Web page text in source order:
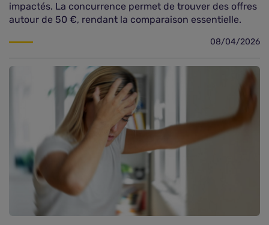
impactés. La concurrence permet de trouver des offres
autour de 50 €, rendant la comparaison essentielle.
08/04/2026